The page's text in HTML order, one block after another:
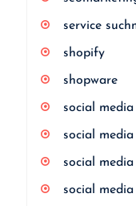
service
shopify
shopware
social media
social
social
social